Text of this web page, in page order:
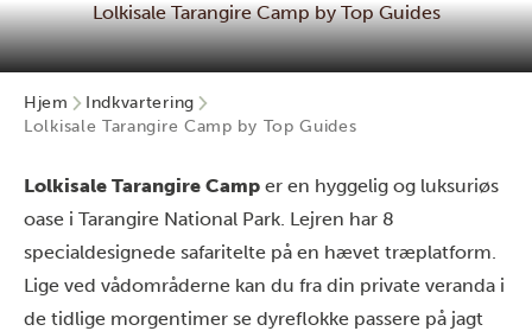
Lolkisale Tarangire Camp by Top Guides
Hjem
Indkvartering
Lolkisale Tarangire Camp by Top Guides
Lolkisale Tarangire Camp er en hyggelig og luksuriøs
oase i Tarangire National Park. Lejren har 8
specialdesignede safaritelte på en hævet træplatform.
Lige ved vådområderne kan du fra din private veranda i
de tidlige morgentimer se dyreflokke passere på jagt